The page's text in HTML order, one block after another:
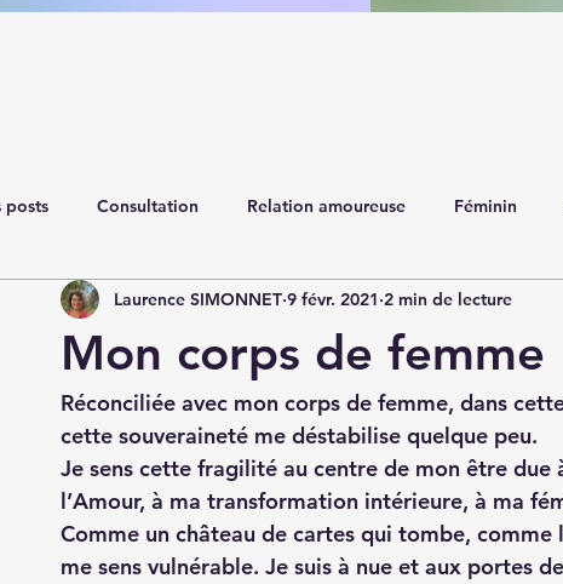
posts Consultation Relation amoureuse Féminin
Renaissance
Mon corps de femme
Laurence SIMONNET 9 févr. 2021 2 min de lecture
Réconciliée avec mon corps de femme, dans
cette souveraineté me déstabilise quelque peu.
Je sens cette fragilité au centre de mon être due
l’Amour, à ma transformation intérieure, à ma
Comme un château de cartes qui tombe, comme
me sens vulnérable. Je suis à nue et aux portes